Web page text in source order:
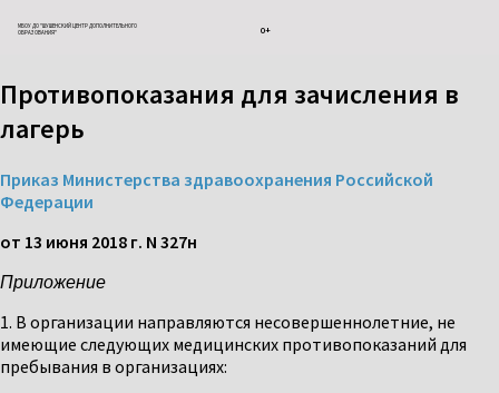
МБОУ ДО "ШУШЕНСКИЙ ЦЕНТР ДОПОЛНИТЕЛЬНОГО
ОБРАЗОВАНИЯ"
0+
Противопоказания для зачисления в
лагерь
Приказ Министерства здравоохранения Российской
Федерации
от 13 июня 2018 г. N 327н
Приложение
1. В организации направляются несовершеннолетние, не
имеющие следующих медицинских противопоказаний для
пребывания в организациях: